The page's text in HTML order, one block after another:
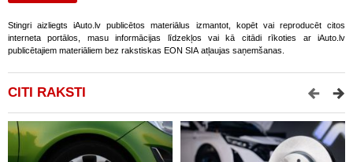
Stingri aizliegts iAuto.lv publicētos materiālus izmantot, kopēt vai reproducēt citos
interneta portālos, masu informācijas līdzekļos vai kā citādi rīkoties ar iAuto.lv
publicētajiem materiāliem bez rakstiskas EON SIA atļaujas saņemšanas.
CITI RAKSTI